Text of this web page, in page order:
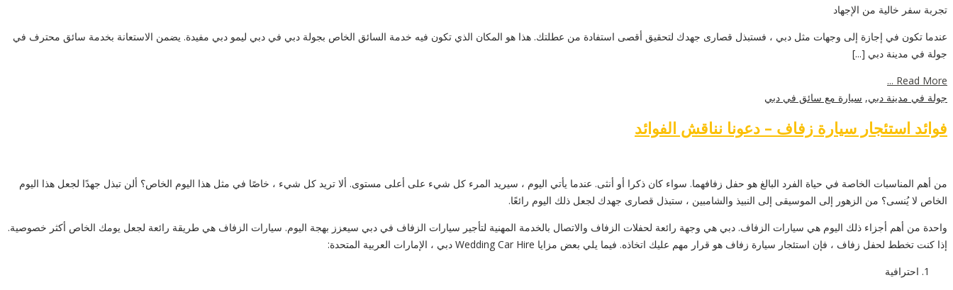
تجربة سفر خالية من الإجهاد
عندما تكون في إجازة إلى وجهات مثل دبي ، فستبذل قصارى جهدك لتحقيق أقصى استفادة من عطلتك. هذا هو المكان الذي تكون فيه خدمة السائق الخاص بجولة دبي في دبي ليمو دبي مفيدة. يضمن الاستعانة بخدمة سائق محترف في
جولة في مدينة دبي [...]
Read More ...
جولة في مدينة دبي, سيارة مع سائق في دبي
فوائد استئجار سيارة زفاف – دعونا نناقش الفوائد
من أهم المناسبات الخاصة في حياة الفرد البالغ هو حفل زفافهما. سواء كان ذكرا أو أنثى. عندما يأتي اليوم ، سيريد المرء كل شيء على أعلى مستوى. ألا تريد كل شيء ، خاصًا في مثل هذا اليوم الخاص؟ ألن تبذل جهدًا لجعل هذا اليوم
الخاص لا يُنسى؟ من الزهور إلى الموسيقى إلى النبيذ والشامبين ، ستبذل قصارى جهدك لجعل ذلك اليوم رائعًا.
واحدة من أهم أجزاء ذلك اليوم هي سيارات الزفاف. دبي هي وجهة رائعة لحفلات الزفاف والاتصال بالخدمة المهنية لتأجير سيارات الزفاف في دبي سيعزز بهجة اليوم. سيارات الزفاف هي طريقة رائعة لجعل يومك الخاص أكثر خصوصية.
إذا كنت تخطط لحفل زفاف ، فإن استئجار سيارة زفاف هو قرار مهم عليك اتخاذه. فيما يلي بعض مزايا Wedding Car Hire دبي ، الإمارات العربية المتحدة:
احترافية